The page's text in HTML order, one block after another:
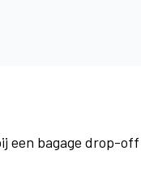
een bagage drop-